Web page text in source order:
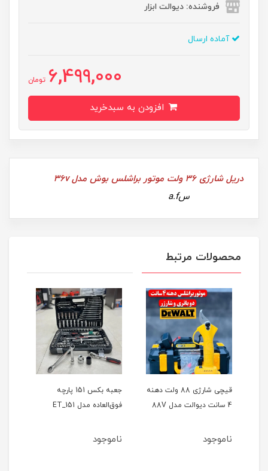
فروشنده: دیوالت ابزار
آماده ارسال
6,499,000 تومان
سa.f
محصولات مرتبط
قیچی شارژی 88 ولت دهنه
4 سانت دیوالت مدل 88V
ناموجود
جعبه بکس 151 پارچه
فوق‌العاده مدل ET_151
ناموجود